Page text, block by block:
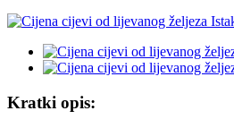
Kratki opis: